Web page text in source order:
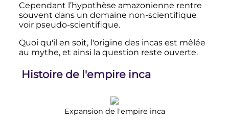
Cependant l’hypothèse amazonienne rentre
souvent dans un domaine non-scientifique
voir pseudo-scientifique.
Quoi qu'il en soit, l'origine des incas est mêlée
au mythe, et ainsi la question reste ouverte.
Histoire de l'empire inca
Expansion de l'empire inca